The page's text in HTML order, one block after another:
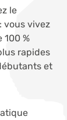
le
vous vivez
%
rapides
et